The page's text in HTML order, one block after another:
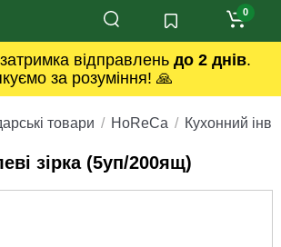
відправлень до 2 днів.
за розуміння! 🙏
0
товари HoReCa Кухонний
зірка (5уп/200ящ)